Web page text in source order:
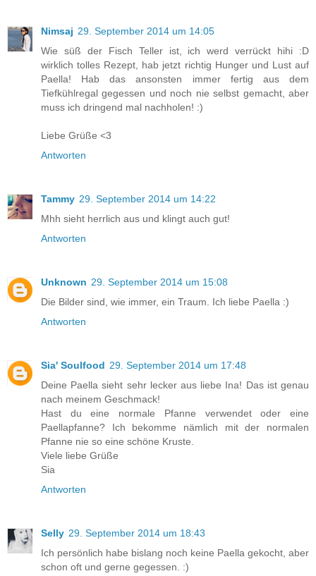
Nimsaj 29. September 2014 um 14:05
Wie süß der Fisch Teller ist, ich werd verrückt hihi :D
wirklich tolles Rezept, hab jetzt richtig Hunger und Lust auf
Paella! Hab das ansonsten immer fertig aus dem
Tiefkühlregal gegessen und noch nie selbst gemacht, aber
muss ich dringend mal nachholen! :)
Liebe Grüße <3
Antworten
Tammy 29. September 2014 um 14:22
Mhh sieht herrlich aus und klingt auch gut!
Antworten
Unknown 29. September 2014 um 15:08
Die Bilder sind, wie immer, ein Traum. Ich liebe Paella :)
Antworten
Sia' Soulfood 29. September 2014 um 17:48
Deine Paella sieht sehr lecker aus liebe Ina! Das ist genau
nach meinem Geschmack!
Hast du eine normale Pfanne verwendet oder eine
Paellapfanne? Ich bekomme nämlich mit der normalen
Pfanne nie so eine schöne Kruste.
Viele liebe Grüße
Sia
Antworten
Selly 29. September 2014 um 18:43
Ich persönlich habe bislang noch keine Paella gekocht, aber
schon oft und gerne gegessen. :)